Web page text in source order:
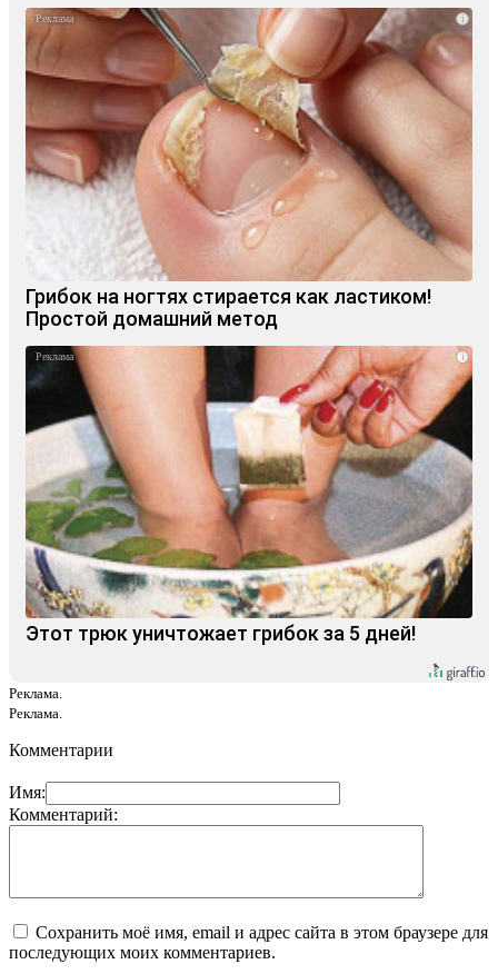
i
Грибок на ногтях стирается как ластиком!
Простой домашний метод
i
Этот трюк уничтожает грибок за 5 дней!
Реклама.
Реклама.
Комментарии
Имя:
Комментарий:
Сохранить моё имя, email и адрес сайта в этом браузере для
последующих моих комментариев.